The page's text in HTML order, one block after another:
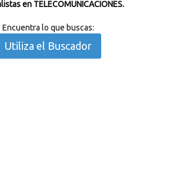
en TELECOMUNICACIONES.
Encuentra lo que buscas:
Utiliza el Buscador